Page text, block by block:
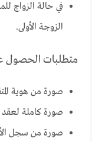
في حالة الزواج
الزوجة الأولى.
متطلبات الحصول
صورة من هوية
صورة كاملة لعقد
صورة من سجل